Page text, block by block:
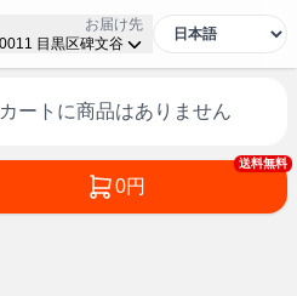
お届け先
目黒区碑文谷
カートに商品はありません
送料無料
0円